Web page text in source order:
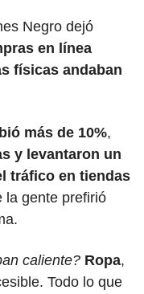
Negro dejó
en línea
físicas andaban
más de 10%,
y levantaron un
tráfico en tiendas
la gente prefirió
caliente? Ropa
Todo lo que